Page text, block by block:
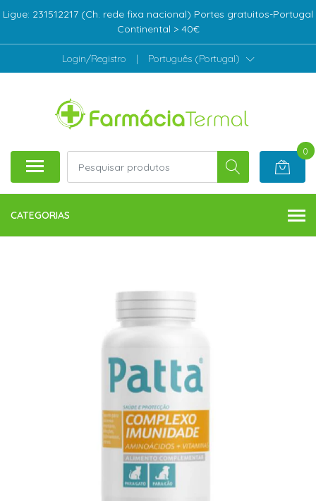
Ligue: 231512217 (Ch. rede fixa nacional) Portes gratuitos-Portugal
Continental > 40€
Login/Registro | Português (Portugal)
0
CATEGORIAS